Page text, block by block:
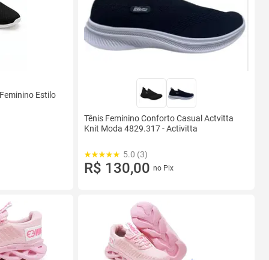
Estilo
Tênis Feminino Conforto Casual Actvitta
Knit Moda 4829.317 - Activitta
5.0 (3)
R$ 130,00 no Pix